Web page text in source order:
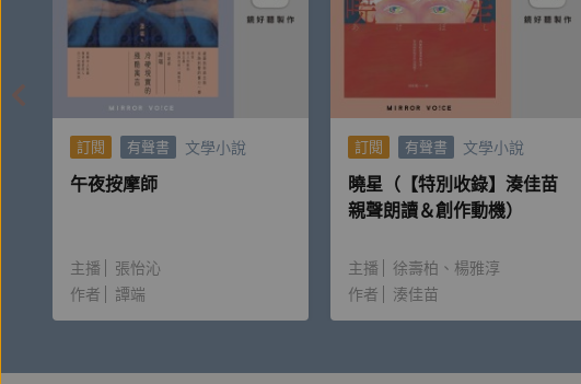
生命已是中年的光景，我們自然能夠明白每個人都有不同面向
視自我內心的自信或自卑，然而，有黑暗的角落，光才有機會
我們都在學習相信，
也值得被愛。
我也要播音播到牙齒都掉了再退休。
You have nothing to lose！請「你就好好當你自己」！
訂閱 有聲書 文學小說
午夜按摩師
主播
張怡沁
作者
譚端
訂閱 有聲書 文學小說
曉星（【特別收錄】湊佳苗
親聲朗讀＆創作動機）
主播 徐壽柏
楊雅淳
作者
湊佳苗